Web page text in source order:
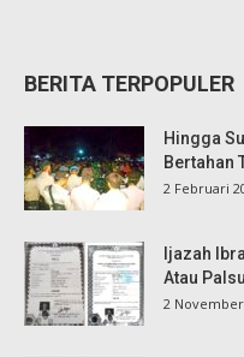
BERITA TERPOPULER
Hingga
Bertahan
2 Februari
Ijazah
Atau
2 November